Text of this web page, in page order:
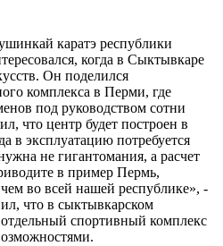
каратэ республики
когда в Сыктывкаре
Он поделился
комплекса в Перми, где
под руководством сотни
что центр будет построен в
в эксплуатацию потребуется
не гигантомания, а расчет
в пример Пермь,
во всей нашей республике», -
что в сыктывкарском
спортивный комплекс